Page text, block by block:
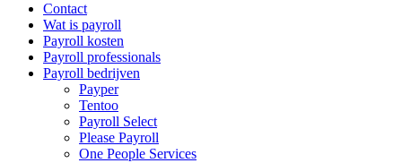
Contact
Wat is payroll
Payroll kosten
Payroll professionals
Payroll bedrijven
Payper
Tentoo
Payroll Select
Please Payroll
One People Services